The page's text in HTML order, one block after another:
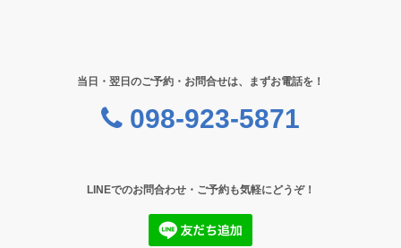
当日・翌日のご予約・お問合せは、まずお電話を！
098-923-5871
LINEでのお問合わせ・ご予約も気軽にどうぞ！